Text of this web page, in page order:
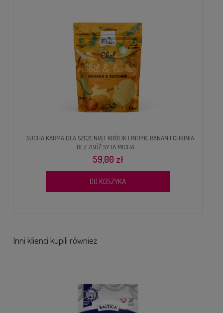
SUCHA KARMA DLA SZCZENIĄT KRÓLIK I INDYK, BANAN I CUKINIA
BEZ ZBÓŻ SYTA MICHA
59,00 zł
DO KOSZYKA
Inni klienci kupili również